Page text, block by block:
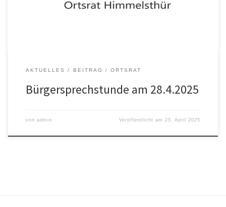
Danziger Str. 40 (Hort Himmelsthür) statt.
AKTUELLES BEITRAG ORTSRAT
Bürgersprechstunde am 28.4.2025
von admin Veröffentlicht am25. April 2025